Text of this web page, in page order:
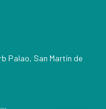
Palao, San Martín de